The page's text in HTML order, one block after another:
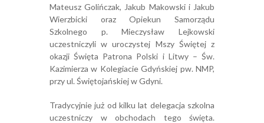
Mateusz Golińczak, Jakub Makowski i Jakub
Wierzbicki oraz Opiekun Samorządu
Szkolnego p. Mieczysław Lejkowski
uczestniczyli w uroczystej Mszy Świętej z
okazji Święta Patrona Polski i Litwy – Św.
Kazimierza w Kolegiacie Gdyńskiej pw. NMP,
przy ul. Świętojańskiej w Gdyni.
Tradycyjnie już od kilku lat delegacja szkolna
uczestniczy w obchodach tego święta.